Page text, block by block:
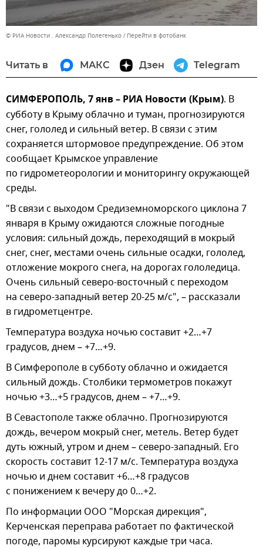
© РИА Новости . Александр Полегенько Перейти в фотобанк
Читать в МАКС Дзен Telegram
СИМФЕРОПОЛЬ, 7 янв – РИА Новости (Крым). В
субботу в Крыму облачно и туман, прогнозируются
снег, гололед и сильный ветер. В связи с этим
сохраняется штормовое предупреждение. Об этом
сообщает Крымское управление
по гидрометеорологии и мониторингу окружающей
среды.
"В связи с выходом Средиземноморского циклона 7
января в Крыму ожидаются сложные погодные
условия: сильный дождь, переходящий в мокрый
снег, снег, местами очень сильные осадки, гололед,
отложение мокрого снега, на дорогах гололедица.
Очень сильный северо-восточный с переходом
на северо-западный ветер 20-25 м/с", – рассказали
в гидрометцентре.
Температура воздуха ночью составит +2…+7
градусов, днем – +7…+9.
В Симферополе в субботу облачно и ожидается
сильный дождь. Столбики термометров покажут
ночью +3…+5 градусов, днем – +7…+9.
В Севастополе также облачно. Прогнозируются
дождь, вечером мокрый снег, метель. Ветер будет
дуть южный, утром и днем – северо-западный. Его
скорость составит 12-17 м/с. Температура воздуха
ночью и днем составит +6…+8 градусов
с понижением к вечеру до 0…+2.
По информации ООО "Морская дирекция",
Керченская переправа работает по фактической
погоде, паромы курсируют каждые три часа.